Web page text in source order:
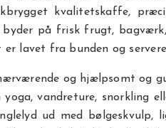
kvalitetskaffe,
byder på frisk frugt,
lavet fra bunden og
og hjælpsomt og
yoga, vandreture, snorkling
ud med bølgeskvulp,